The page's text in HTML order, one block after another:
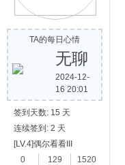
TA的每日心情
无聊
2024-12-
16 20:01
签到天数: 15 天
连续签到: 2 天
[LV.4]偶尔看看III
0
129
1520